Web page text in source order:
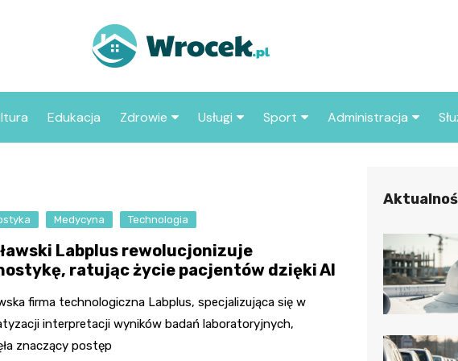
we
Edukacja Zdrowie
Apteka
Usługi
Stacja paliw
Restauracja
Sport Administracja
Urząd miasta
Medycyna Technologia
Labplus rewolucjonizuje
ratując życie pacjentów dzięki AI
firma technologiczna Labplus, specjalizująca się w
interpretacji wyników badań laboratoryjnych,
znaczący postęp